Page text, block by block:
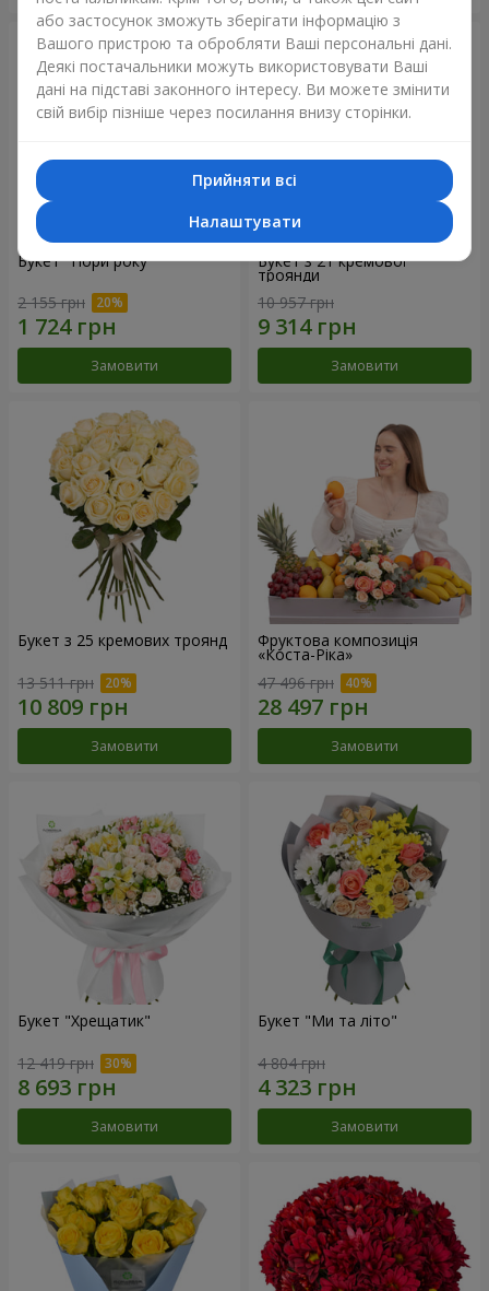
Букет "Пори року"
2 155 грн
Замовити
Букет з 21 кремової
троянди
10 957 грн
Замовити
Букет з 25 кремових троянд
13 511 грн
Замовити
Фруктова композиція
«Коста-Ріка»
47 496 грн
Замовити
Букет "Хрещатик"
12 419 грн
Замовити
Букет "Ми та літо"
4 804 грн
Замовити
або застосунок зможуть зберігати інформацію з
Вашого пристрою та обробляти Ваші персональні дані.
Деякі постачальники можуть використовувати Ваші
дані на підставі законного інтересу. Ви можете змінити
свій вибір пізніше через посилання внизу сторінки.
Прийняти всі
Налаштувати